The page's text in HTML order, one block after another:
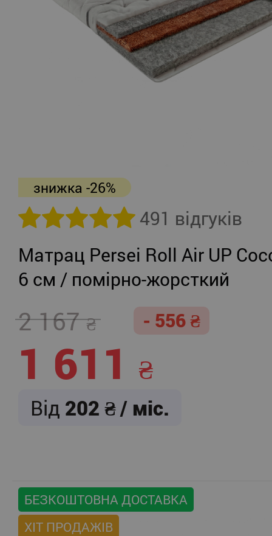
знижка -26%
491 відгуків
Матрац Persei Roll Air UP
6 см / помірно-жорсткий
2 167 - 556
1 611
Від 202 / міс.
БЕЗКОШТОВНА ДОСТАВКА
ХІТ ПРОДАЖІВ